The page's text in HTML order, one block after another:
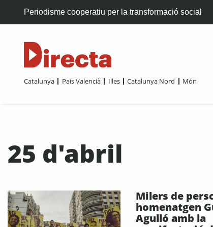
Periodisme cooperatiu per la transformació social
Catalunya País Valencià Illes Catalunya Nord Món
25 d'abril
Milers de
homenatgen
Agulló amb la